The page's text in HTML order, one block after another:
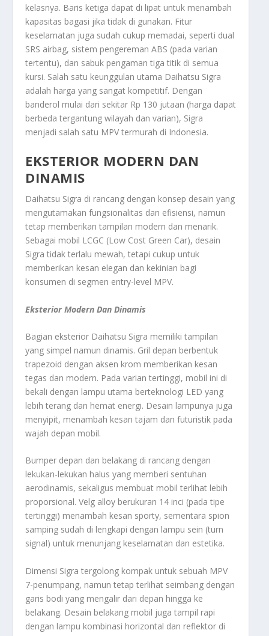
kelasnya. Baris ketiga dapat di lipat untuk menambah
kapasitas bagasi jika tidak di gunakan. Fitur
keselamatan juga sudah cukup memadai, seperti dual
SRS airbag, sistem pengereman ABS (pada varian
tertentu), dan sabuk pengaman tiga titik di semua
kursi. Salah satu keunggulan utama Daihatsu Sigra
adalah harga yang sangat kompetitif. Dengan
banderol mulai dari sekitar Rp 130 jutaan (harga dapat
berbeda tergantung wilayah dan varian), Sigra
menjadi salah satu MPV termurah di Indonesia.
EKSTERIOR MODERN DAN
DINAMIS
Daihatsu Sigra di rancang dengan konsep desain yang
mengutamakan fungsionalitas dan efisiensi, namun
tetap memberikan tampilan modern dan menarik.
Sebagai mobil LCGC (Low Cost Green Car), desain
Sigra tidak terlalu mewah, tetapi cukup untuk
memberikan kesan elegan dan kekinian bagi
konsumen di segmen entry-level MPV.
Eksterior Modern Dan Dinamis
Bagian eksterior Daihatsu Sigra memiliki tampilan
yang simpel namun dinamis. Gril depan berbentuk
trapezoid dengan aksen krom memberikan kesan
tegas dan modern. Pada varian tertinggi, mobil ini di
bekali dengan lampu utama berteknologi LED yang
lebih terang dan hemat energi. Desain lampunya juga
menyipit, menambah kesan tajam dan futuristik pada
wajah depan mobil.
Bumper depan dan belakang di rancang dengan
lekukan-lekukan halus yang memberi sentuhan
aerodinamis, sekaligus membuat mobil terlihat lebih
proporsional. Velg alloy berukuran 14 inci (pada tipe
tertinggi) menambah kesan sporty, sementara spion
samping sudah di lengkapi dengan lampu sein (turn
signal) untuk menunjang keselamatan dan estetika.
Dimensi Sigra tergolong kompak untuk sebuah MPV
7-penumpang, namun tetap terlihat seimbang dengan
garis bodi yang mengalir dari depan hingga ke
belakang. Desain belakang mobil juga tampil rapi
dengan lampu kombinasi horizontal dan reflektor di